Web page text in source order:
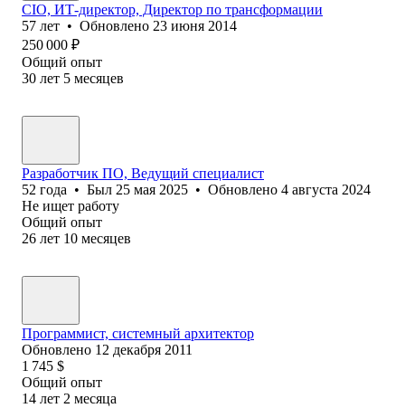
CIO, ИТ-директор, Директор по трансформации
57 лет • Обновлено 23 июня 2014
250 000 ₽
Общий опыт
30 лет 5 месяцев
Разработчик ПО, Ведущий специалист
52 года • Был 25 мая 2025 • Обновлено 4 августа 2024
Не ищет работу
Общий опыт
26 лет 10 месяцев
Программист, системный архитектор
Обновлено 12 декабря 2011
1 745 $
Общий опыт
14 лет 2 месяца